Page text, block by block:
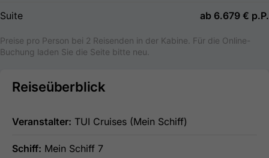
Suite ab 6.679 € p.P.
Preise pro Person bei 2 Reisenden in der Kabine. Für die Online-
Buchung laden Sie die Seite bitte neu.
Reiseüberblick
Veranstalter: TUI Cruises (Mein Schiff)
Schiff: Mein Schiff 7